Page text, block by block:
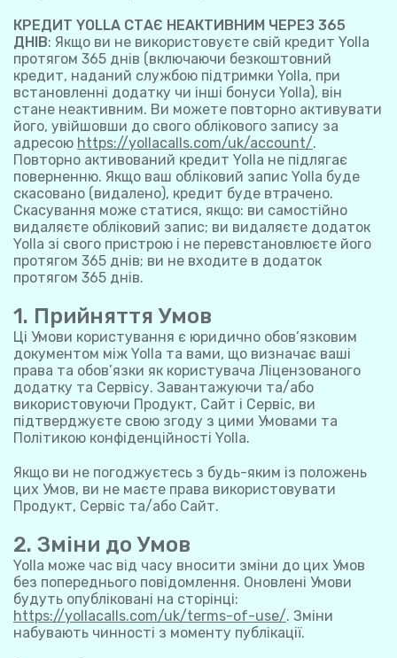
КРЕДИТ YOLLA СТАЄ НЕАКТИВНИМ ЧЕРЕЗ 365
ДНІВ: Якщо ви не використовуєте свій кредит Yolla
протягом 365 днів (включаючи безкоштовний
кредит, наданий службою підтримки Yolla, при
встановленні додатку чи інші бонуси Yolla), він
стане неактивним. Ви можете повторно активувати
його, увійшовши до свого облікового запису за
адресою https://yollacalls.com/uk/account/.
Повторно активований кредит Yolla не підлягає
поверненню. Якщо ваш обліковий запис Yolla буде
скасовано (видалено), кредит буде втрачено.
Скасування може статися, якщо: ви самостійно
видаляєте обліковий запис; ви видаляєте додаток
Yolla зі свого пристрою і не перевстановлюєте його
протягом 365 днів; ви не входите в додаток
протягом 365 днів.
1. Прийняття Умов
Ці Умови користування є юридично обов’язковим
документом між Yolla та вами, що визначає ваші
права та обов’язки як користувача Ліцензованого
додатку та Сервісу. Завантажуючи та/або
використовуючи Продукт, Сайт і Сервіс, ви
підтверджуєте свою згоду з цими Умовами та
Політикою конфіденційності Yolla.
Якщо ви не погоджуєтесь з будь-яким із положень
цих Умов, ви не маєте права використовувати
Продукт, Сервіс та/або Сайт.
2. Зміни до Умов
Yolla може час від часу вносити зміни до цих Умов
без попереднього повідомлення. Оновлені Умови
будуть опубліковані на сторінці:
https://yollacalls.com/uk/terms-of-use/. Зміни
набувають чинності з моменту публікації.